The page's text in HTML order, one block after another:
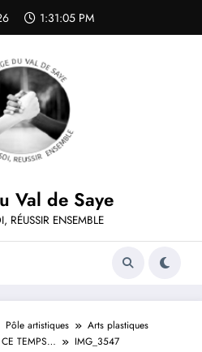
1:31:05 PM
Val de Saye
RÉUSSIR ENSEMBLE
Pôle artistiques
Arts plastiques
TEMPS…
IMG_3547